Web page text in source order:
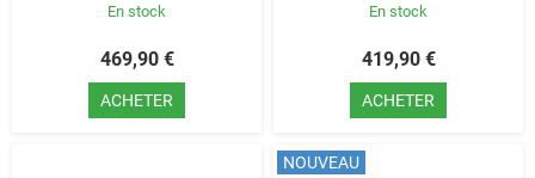
En stock
469,90 €
ACHETER
En stock
419,90 €
ACHETER
NOUVEAU